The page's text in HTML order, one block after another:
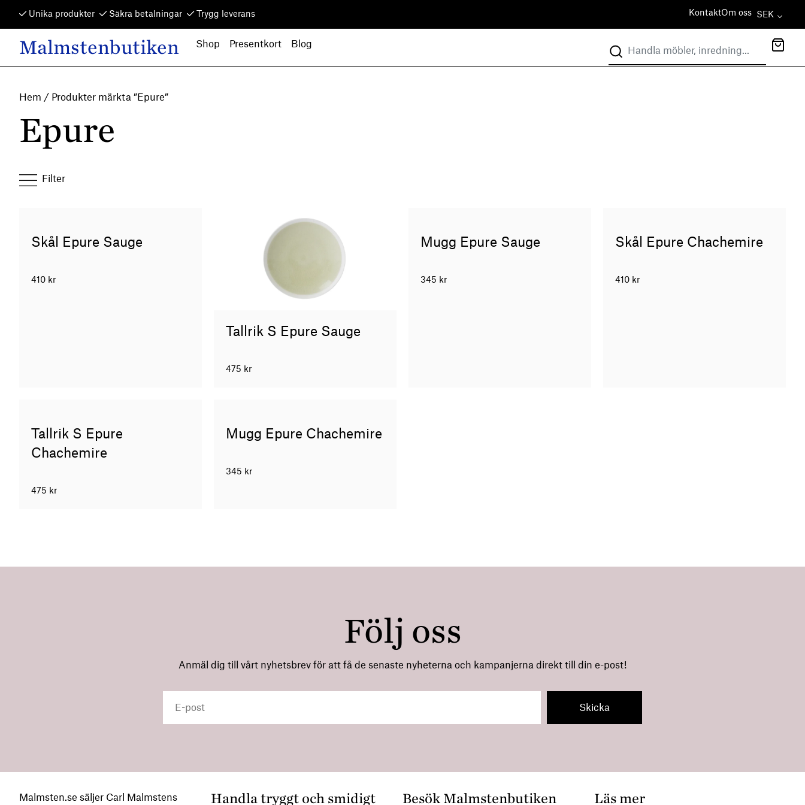
Unika produkter Säkra betalningar Trygg leverans KontaktOm oss SEK
Main Navigation
Malmstenbutiken Shop Presentkort Blog
Hem / Produkter märkta ”Epure”
Epure
Filter
Skål Epure Sauge
410 kr
Tallrik S Epure Sauge
475 kr
Mugg Epure Sauge
345 kr
Skål Epure Chachemire
410 kr
Tallrik S Epure
Chachemire
475 kr
Mugg Epure Chachemire
345 kr
Följ oss
Anmäl dig till vårt nyhetsbrev för att få de senaste nyheterna och kampanjerna direkt till din e-post!
Malmsten.se säljer Carl Malmstens Handla tryggt och smidigt Besök Malmstenbutiken Läs mer